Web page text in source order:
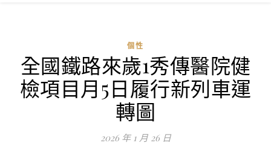
個性
全國鐵路來歲1秀傳醫院健
檢項目月5日履行新列車運
轉圖
2026 年 1 月 26 日